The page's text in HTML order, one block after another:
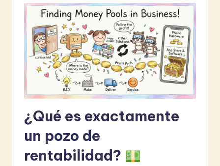
¿Qué es exactamente
un pozo de
rentabilidad?